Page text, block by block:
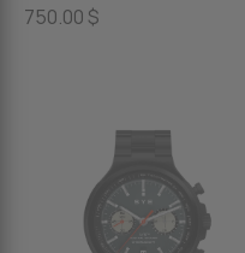
750.00 $